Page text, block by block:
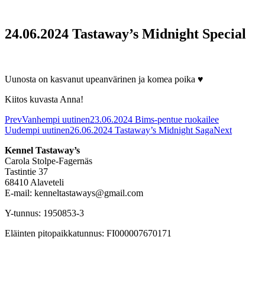
24.06.2024 Tastaway’s Midnight Special
Uunosta on kasvanut upeanvärinen ja komea poika ♥
Kiitos kuvasta Anna!
PrevVanhempi uutinen23.06.2024 Bims-pentue ruokailee
Uudempi uutinen26.06.2024 Tastaway’s Midnight SagaNext
Kennel Tastaway’s
Carola Stolpe-Fagernäs
Tastintie 37
68410 Alaveteli
E-mail: kenneltastaways@gmail.com
Y-tunnus: 1950853-3
Eläinten pitopaikkatunnus: FI000007670171